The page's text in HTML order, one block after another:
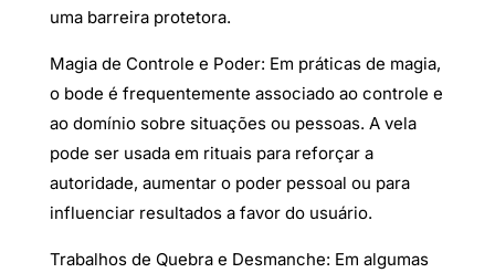
uma barreira protetora.
Magia de Controle e Poder: Em práticas de magia,
o bode é frequentemente associado ao controle e
ao domínio sobre situações ou pessoas. A vela
pode ser usada em rituais para reforçar a
autoridade, aumentar o poder pessoal ou para
influenciar resultados a favor do usuário.
Trabalhos de Quebra e Desmanche: Em algumas